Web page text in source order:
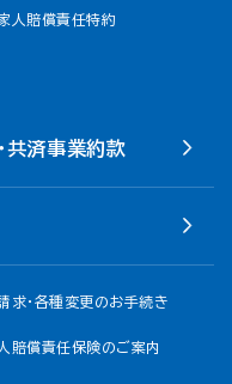
人賠償責任特約
共済事業約款
求・各種変更のお手続き
賠償責任保険のご案内